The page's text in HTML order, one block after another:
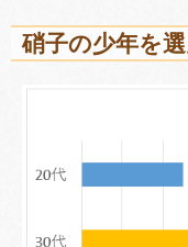
硝子の少年を